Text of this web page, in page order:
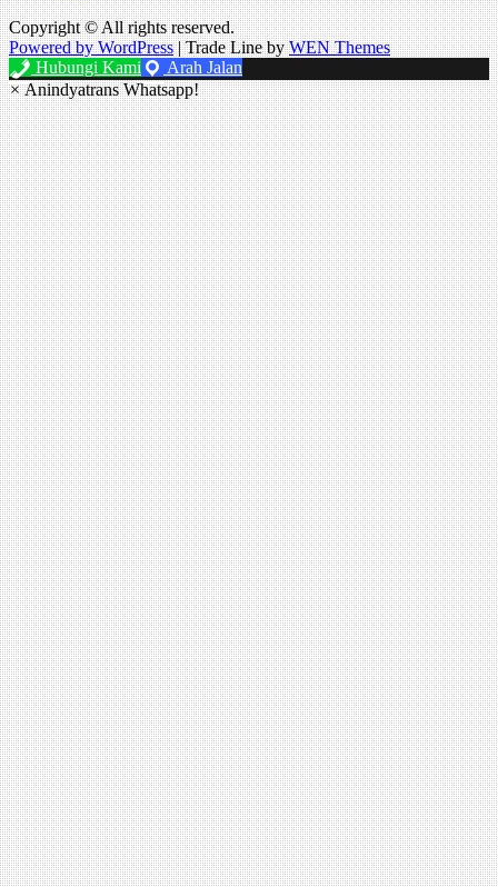
Copyright © All rights reserved.
Powered by WordPress |Trade Line byWEN Themes
Hubungi Kami
Arah Jalan
×Anindyatrans Whatsapp!